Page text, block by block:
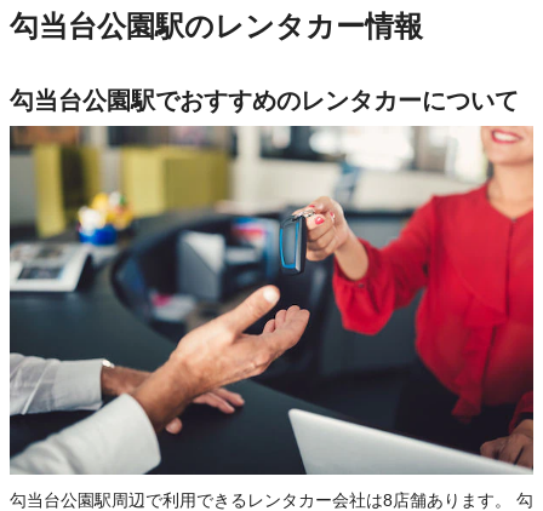
勾当台公園駅のレンタカー情報
勾当台公園駅でおすすめのレンタカーについて
勾当台公園駅周辺で利用できるレンタカー会社は8店舗あります。 勾